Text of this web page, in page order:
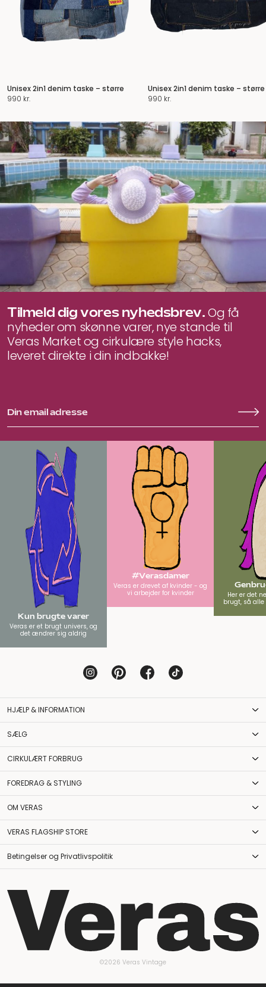
Unisex 2in1 denim taske – større
990 kr.
Unisex 2in1 denim taske – større
990 kr.
Tilmeld dig vores nyhedsbrev.Og få
nyheder om skønne varer, nye stande til
Veras Market og cirkulære style hacks,
leveret direkte i din indbakke!
Kun brugte varer
Veras er et brugt univers, og
det ændrer sig aldrig
#Verasdamer
Veras er drevet af kvinder - og
vi arbejder for kvinder
Her er det
brugt, så
HJÆLP & INFORMATION
SÆLG
CIRKULÆRT FORBRUG
FOREDRAG & STYLING
OM VERAS
VERAS FLAGSHIP STORE
Betingelser og Privatlivspolitik
©2026 Veras Vintage